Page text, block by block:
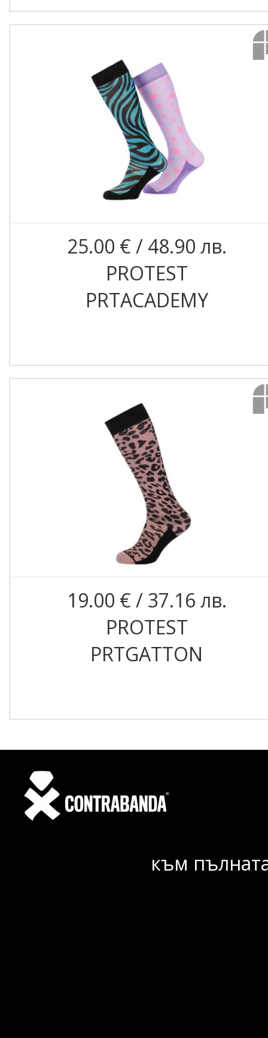
25.00 € / 48.90 лв.
PROTEST
PRTACADEMY
19.00 € / 37.16 лв.
PROTEST
PRTGATTON
към